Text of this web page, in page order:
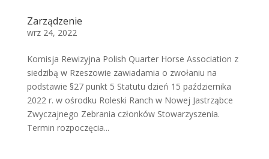
Zarządzenie
wrz 24, 2022
Komisja Rewizyjna Polish Quarter Horse Association z
siedzibą w Rzeszowie zawiadamia o zwołaniu na
podstawie §27 punkt 5 Statutu dzień 15 października
2022 r. w ośrodku Roleski Ranch w Nowej Jastrząbce
Zwyczajnego Zebrania członków Stowarzyszenia.
Termin rozpoczęcia...